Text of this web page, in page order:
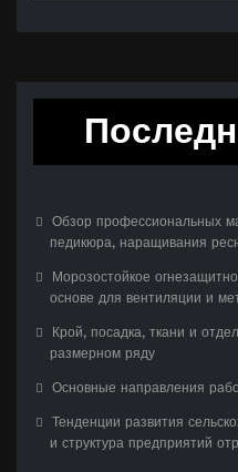
Обзор профессиональных
педикюра, наращивания
Морозостойкое
основе для вентиляции и
Крой, посадка, ткани и
размерном ряду
Основные направления
Тенденции развития
и структура предприятий